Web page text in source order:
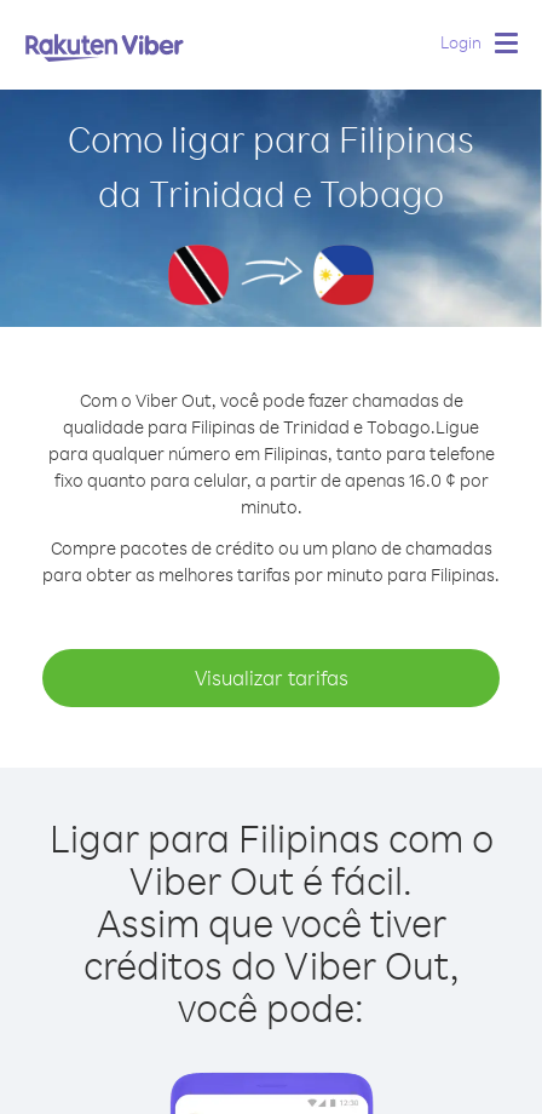
Login
Como ligar para Filipinas
da Trinidad e Tobago
Com o Viber Out, você pode fazer chamadas de
qualidade para Filipinas de Trinidad e Tobago.Ligue
para qualquer número em Filipinas, tanto para telefone
fixo quanto para celular, a partir de apenas 16.0 ¢ por
minuto.
Compre pacotes de crédito ou um plano de chamadas
para obter as melhores tarifas por minuto para Filipinas.
Visualizar tarifas
Ligar para Filipinas com o
Viber Out é fácil.
Assim que você tiver
créditos do Viber Out,
você pode: